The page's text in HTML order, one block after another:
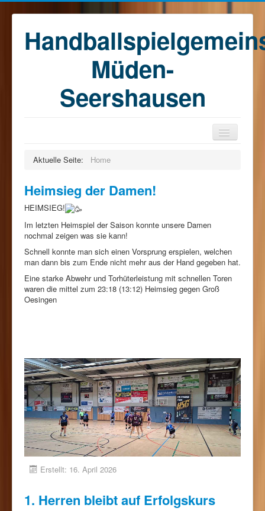
Müden-
Seershausen
Training
Kontakt
Förderkreis
Sponsoren
Aktuelle Seite: Home
Heimsieg der Damen!
HEIMSIEG!
Im letzten Heimspiel der Saison konnte unsere Damen
nochmal zeigen was sie kann!
Schnell konnte man sich einen Vorsprung erspielen, welchen
man dann bis zum Ende nicht mehr aus der Hand gegeben hat.
Eine starke Abwehr und Torhüterleistung mit schnellen Toren
waren die mittel zum 23:18 (13:12) Heimsieg gegen Groß
Oesingen
Erstellt: 16. April 2026
1. Herren bleibt auf Erfolgskurs